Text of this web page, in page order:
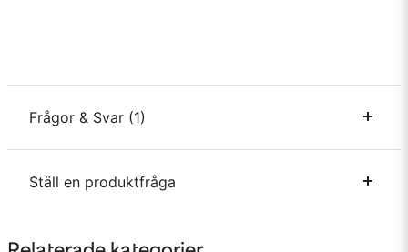
Frågor & Svar (1)
Sophie frågade för 3 år sedan
Butiken svarade
Ställ en produktfråga
Fråga oss något om denna produkten...